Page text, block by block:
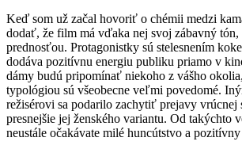
Keď som už začal hovoriť o chémii medzi
dodať, že film má vďaka nej svoj zábavný
prednosťou. Protagonistky sú stelesnením
dodáva pozitívnu energiu publiku priamo v
dámy budú pripomínať niekoho z vášho
typológiou sú všeobecne veľmi povedomé.
režisérovi sa podarilo zachytiť prejavy vrúcnej
presnejšie jej ženského variantu. Od takýchto
neustále očakávate milé huncútstvo a